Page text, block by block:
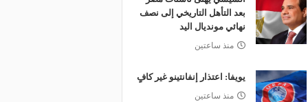
بعد التأهل التاريخي إلى نصف
نهائي مونديال اليد
منذ ساعتين
يويفا: اعتذار إنفانتينو غير كافٍ
منذ ساعتين